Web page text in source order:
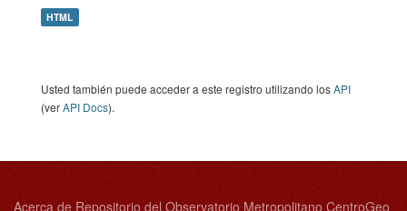
HTML
Usted también puede acceder a este registro utilizando losAPI
(verAPI Docs).
Acerca de Repositorio del Observatorio Metropolitano CentroGeo